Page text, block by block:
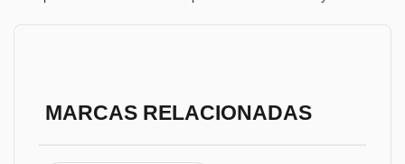
MARCAS RELACIONADAS